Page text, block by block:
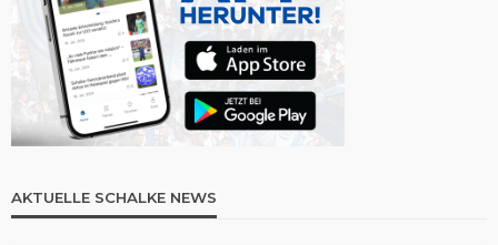
AKTUELLE SCHALKE NEWS